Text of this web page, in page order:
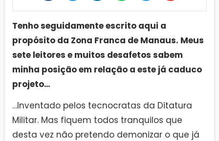
Tenho seguidamente escrito aqui a
propósito da Zona Franca de Manaus. Meus
sete leitores e muitos desafetos sabem
minha posição em relação a este já caduco
projeto…
…Inventado pelos tecnocratas da Ditatura
Militar. Mas fiquem todos tranquilos que
desta vez não pretendo demonizar o que já